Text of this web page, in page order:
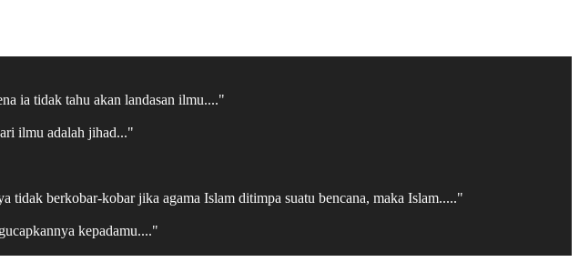
ia tidak tahu akan landasan ilmu...."
ilmu adalah jihad..."
tidak berkobar-kobar jika agama Islam ditimpa suatu bencana, maka Islam....."
kepadamu...."